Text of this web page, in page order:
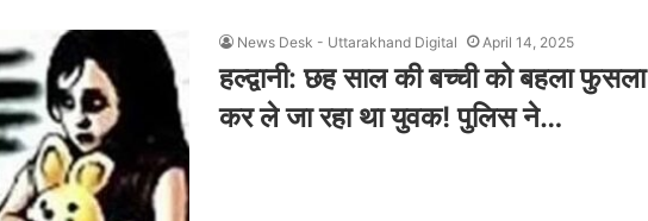
News Desk - Uttarakhand Digital April 14, 2025
हल्द्वानी: छह साल की बच्ची को बहला फुसला
कर ले जा रहा था युवक! पुलिस ने…